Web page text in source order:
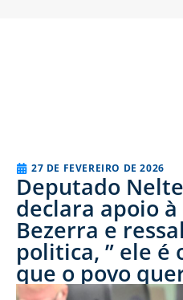
27 DE FEVEREIRO DE 2026
Deputado
declara apoio à
Bezerra e
politica, ” ele é
que o povo